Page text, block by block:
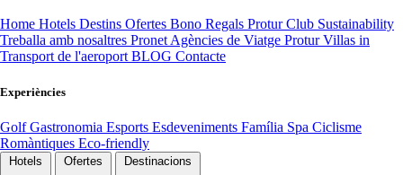
Home Hotels Destins Ofertes Bono Regals Protur Club Sustainability
Treballa amb nosaltres Pronet Agències de Viatge Protur Villas in
Transport de l'aeroport BLOG Contacte
Experiències
GolfGastronomia Esports Esdeveniments Família Spa Ciclisme
Romàntiques Eco-friendly